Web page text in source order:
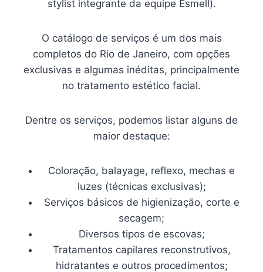
stylist integrante da equipe Esmell).
O catálogo de serviços é um dos mais
completos do Rio de Janeiro, com opções
exclusivas e algumas inéditas, principalmente
no tratamento estético facial.
Dentre os serviços, podemos listar alguns de
maior destaque:
Coloração, balayage, reflexo, mechas e
luzes (técnicas exclusivas);
Serviços básicos de higienização, corte e
secagem;
Diversos tipos de escovas;
Tratamentos capilares reconstrutivos,
hidratantes e outros procedimentos;